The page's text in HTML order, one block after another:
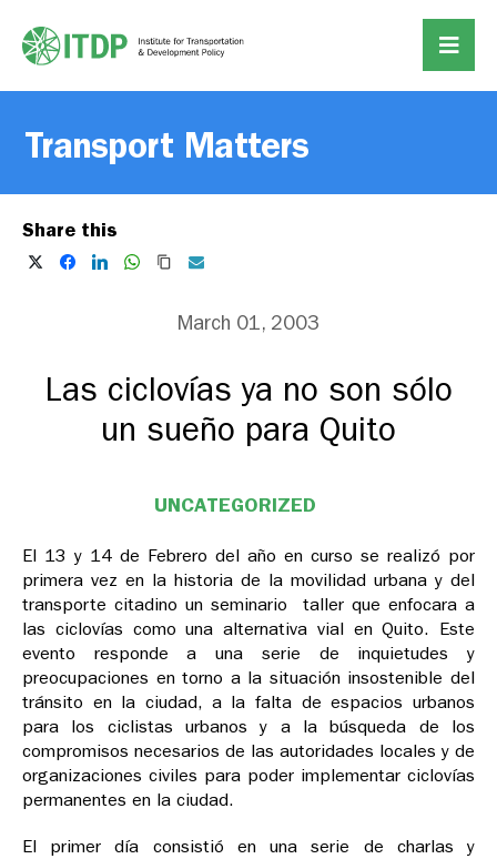
Transport Matters
Share this
March 01, 2003
Las ciclovías ya no son sólo
un sueño para Quito
UNCATEGORIZED
El 13 y 14 de Febrero del año en curso se realizó por
primera vez en la historia de la movilidad urbana y del
transporte citadino un seminario ­ taller que enfocara a
las ciclovías como una alternativa vial en Quito. Este
evento responde a una serie de inquietudes y
preocupaciones en torno a la situación insostenible del
tránsito en la ciudad, a la falta de espacios urbanos
para los ciclistas urbanos y a la búsqueda de los
compromisos necesarios de las autoridades locales y de
organizaciones civiles para poder implementar ciclovías
permanentes en la ciudad.
El primer día consistió en una serie de charlas y